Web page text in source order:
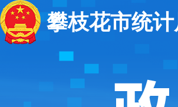
攀枝花市统